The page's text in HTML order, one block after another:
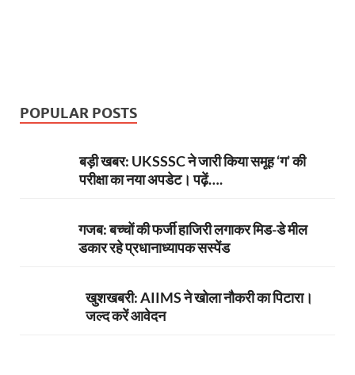
POPULAR POSTS
बड़ी खबर: UKSSSC ने जारी किया समूह ‘ग’ की
परीक्षा का नया अपडेट। पढ़ें….
गजब: बच्चों की फर्जी हाजिरी लगाकर मिड-डे मील
डकार रहे प्रधानाध्यापक सस्पेंड
खुशखबरी: AIIMS ने खोला नौकरी का पिटारा।
जल्द करें आवेदन